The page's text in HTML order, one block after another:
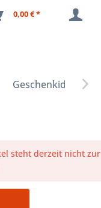
0,00 € *
Geschenkideen
steht derzeit nicht zur